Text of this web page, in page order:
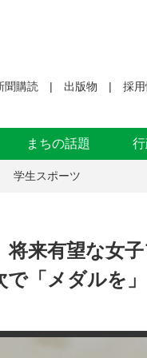
聞購読 出版物 採
まちの話題
学生スポーツ
来有望な女
「メダルを」